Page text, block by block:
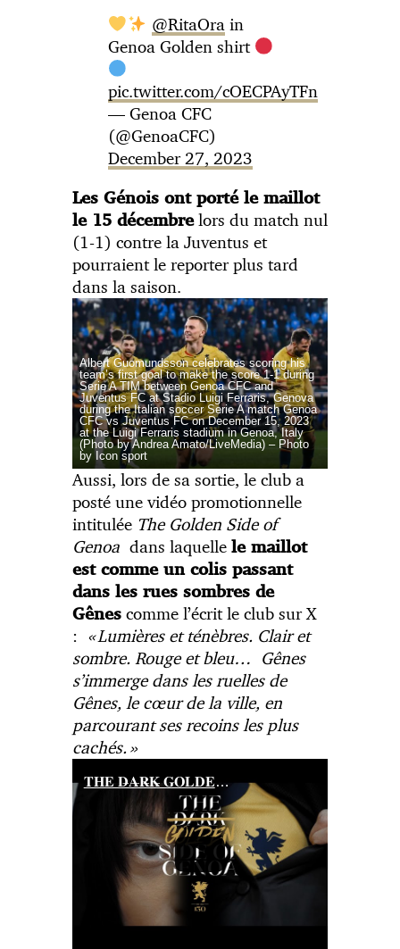
@RitaOrain
Genoa Golden shirt
pic.twitter.com/cOECPAyTFn
— Genoa CFC
(@GenoaCFC)
December 27, 2023
Les Génois ont porté le maillot
le 15 décembrelors du match nul
(1-1) contre la Juventus et
pourraient le reporter plus tard
dans la saison.
Albert Guomundsson celebrates scoring his
team’s first goal to make the score 1-1 during
Serie A TIM between Genoa CFC and
Juventus FC at Stadio Luigi Ferraris, Genova
during the Italian soccer Serie A match Genoa
CFC vs Juventus FC on December 15, 2023
at the Luigi Ferraris stadium in Genoa, Italy
(Photo by Andrea Amato/LiveMedia) – Photo
by Icon sport
Aussi, lors de sa sortie, le club a
posté une vidéo promotionnelle
intitulée The Golden Side of
Genoadans laquelle le maillot
est comme un colis passant
dans les rues sombres de
Gênescomme l’écrit le club sur X
: «Lumières et ténèbres. Clair et
sombre. Rouge et bleu… Gênes
s’immerge dans les ruelles de
Gênes, le cœur de la ville, en
parcourant ses recoins les plus
cachés.»
𝐓𝐇𝐄 𝐃̶𝐀̶𝐑̶𝐊̶ 𝐆𝐎𝐋𝐃𝐄𝐍 𝐒𝐈𝐃𝐄 𝐎𝐅 𝐆𝐄𝐍𝐎𝐀